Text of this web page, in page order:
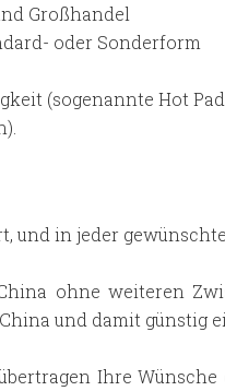
Großhandel
oder Sonderform
(sogenannte Hot
und in jeder
ohne weiteren
und damit günstig
Ihre